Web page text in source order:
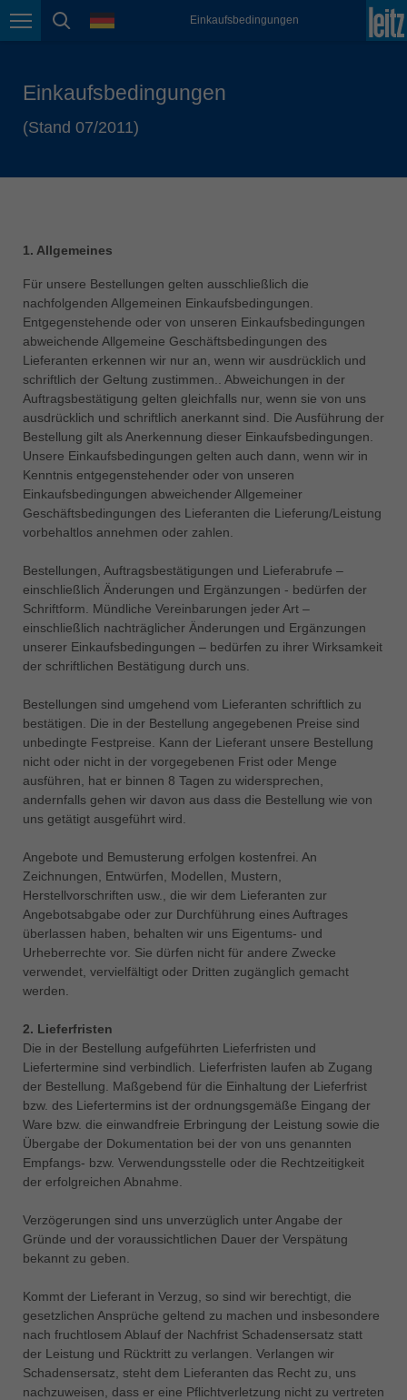
Seitennavigation
Seitensuche
Sprache Einkaufsbedingungen
Nederland
português
România
Schweiz
deutsch
Singapore
english
Slovenija
slovenski
Suomi
Taiwan
english
Türkiye
türkçe
english
Việt Nam
tiếng việt
中国
中文
ประเทศไทย
ไทย
Україна
yкраїнська
Einkaufsbedingungen
(Stand 07/2011)
1. Allgemeines
Für unsere Bestellungen gelten ausschließlich die
nachfolgenden Allgemeinen Einkaufsbedingungen.
Entgegenstehende oder von unseren Einkaufsbedingungen
abweichende Allgemeine Geschäftsbedingungen des
Lieferanten erkennen wir nur an, wenn wir ausdrücklich und
schriftlich der Geltung zustimmen.. Abweichungen in der
Auftragsbestätigung gelten gleichfalls nur, wenn sie von uns
ausdrücklich und schriftlich anerkannt sind. Die Ausführung der
Bestellung gilt als Anerkennung dieser Einkaufsbedingungen.
Unsere Einkaufsbedingungen gelten auch dann, wenn wir in
Kenntnis entgegenstehender oder von unseren
Einkaufsbedingungen abweichender Allgemeiner
Geschäftsbedingungen des Lieferanten die Lieferung/Leistung
vorbehaltlos annehmen oder zahlen.
Bestellungen, Auftragsbestätigungen und Lieferabrufe –
einschließlich Änderungen und Ergänzungen - bedürfen der
Schriftform. Mündliche Vereinbarungen jeder Art –
einschließlich nachträglicher Änderungen und Ergänzungen
unserer Einkaufsbedingungen – bedürfen zu ihrer Wirksamkeit
der schriftlichen Bestätigung durch uns.
Bestellungen sind umgehend vom Lieferanten schriftlich zu
bestätigen. Die in der Bestellung angegebenen Preise sind
unbedingte Festpreise. Kann der Lieferant unsere Bestellung
nicht oder nicht in der vorgegebenen Frist oder Menge
ausführen, hat er binnen 8 Tagen zu widersprechen,
andernfalls gehen wir davon aus dass die Bestellung wie von
uns getätigt ausgeführt wird.
Angebote und Bemusterung erfolgen kostenfrei. An
Zeichnungen, Entwürfen, Modellen, Mustern,
Herstellvorschriften usw., die wir dem Lieferanten zur
Angebotsabgabe oder zur Durchführung eines Auftrages
überlassen haben, behalten wir uns Eigentums- und
Urheberrechte vor. Sie dürfen nicht für andere Zwecke
verwendet, vervielfältigt oder Dritten zugänglich gemacht
werden.
2. Lieferfristen
Die in der Bestellung aufgeführten Lieferfristen und
Liefertermine sind verbindlich. Lieferfristen laufen ab Zugang
der Bestellung. Maßgebend für die Einhaltung der Lieferfrist
bzw. des Liefertermins ist der ordnungsgemäße Eingang der
Ware bzw. die einwandfreie Erbringung der Leistung sowie die
Übergabe der Dokumentation bei der von uns genannten
Empfangs- bzw. Verwendungsstelle oder die Rechtzeitigkeit
der erfolgreichen Abnahme.
Verzögerungen sind uns unverzüglich unter Angabe der
Gründe und der voraussichtlichen Dauer der Verspätung
bekannt zu geben.
Kommt der Lieferant in Verzug, so sind wir berechtigt, die
gesetzlichen Ansprüche geltend zu machen und insbesondere
nach fruchtlosem Ablauf der Nachfrist Schadensersatz statt
der Leistung und Rücktritt zu verlangen. Verlangen wir
Schadensersatz, steht dem Lieferanten das Recht zu, uns
nachzuweisen, dass er eine Pflichtverletzung nicht zu vertreten